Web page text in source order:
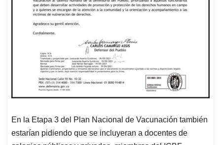
En la Etapa 3 del Plan Nacional de Vacunación también
estarían pidiendo que se incluyeran a docentes de